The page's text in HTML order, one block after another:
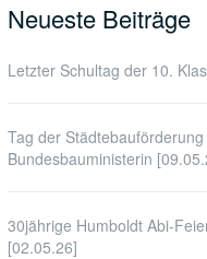
Neueste Beiträge
Letzter Schultag der 10.
Tag der
Bundesbauministerin
30jährige Humboldt Abi-
[02.05.26]